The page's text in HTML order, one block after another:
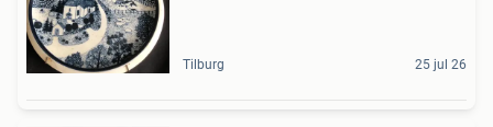
Tilburg 25 jul 26